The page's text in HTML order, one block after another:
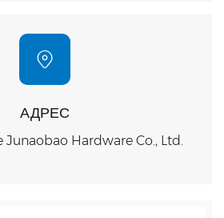
АДРЕС
Junaobao Hardware Co., Ltd.